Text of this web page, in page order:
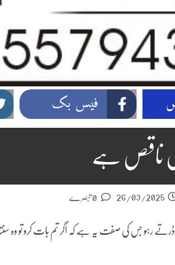
فیس بک
ناقص ہے
26/03/2025
رہو جس کی صفت یہ ہے کہ اگر تم بات کرو تو وہ